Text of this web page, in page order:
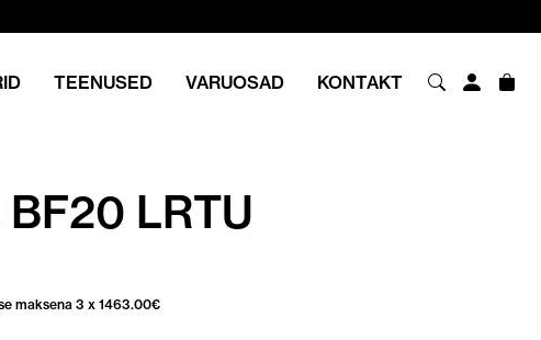
TEENUSED VARUOSAD KONTAKT
LRTU
maksena 3 x1463.00€